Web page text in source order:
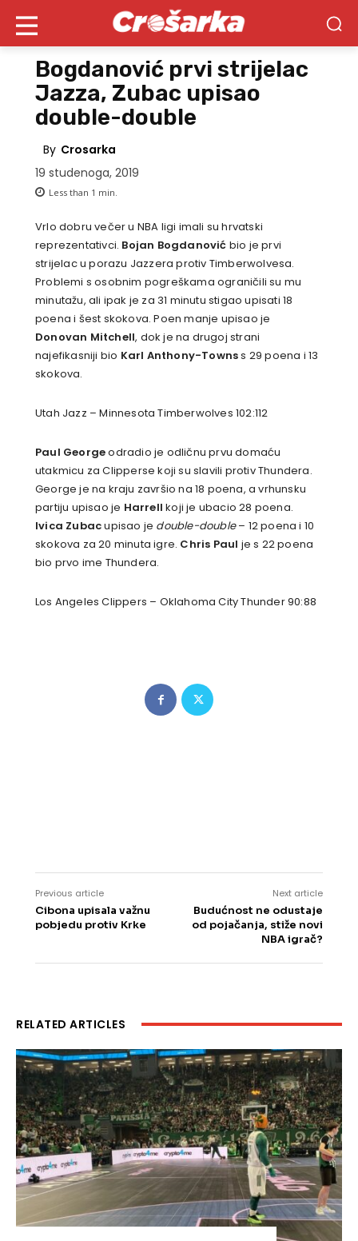
Bogdanović prvi strijelac
Jazza, Zubac upisao
double-double
By Crosarka
19 studenoga, 2019
Less than 1 min.
Vrlo dobru večer u NBA ligi imali su hrvatski
reprezentativci. Bojan Bogdanović bio je prvi
strijelac u porazu Jazzera protiv Timberwolvesa.
Problemi s osobnim pogreškama ograničili su mu
minutažu, ali ipak je za 31 minutu stigao upisati 18
poena i šest skokova. Poen manje upisao je
Donovan Mitchell, dok je na drugoj strani
najefikasniji bio Karl Anthony-Townss 29 poena i 13
skokova.
Utah Jazz – Minnesota Timberwolves 102:112
Paul Georgeodradio je odličnu prvu domaću
utakmicu za Clipperse koji su slavili protiv Thundera.
George je na kraju završio na 18 poena, a vrhunsku
partiju upisao je Harrell koji je ubacio 28 poena.
Ivica Zubacupisao je double-double– 12 poena i 10
skokova za 20 minuta igre. Chris Paul je s 22 poena
bio prvo ime Thundera.
Los Angeles Clippers – Oklahoma City Thunder 90:88
Previous article
Cibona upisala važnu
pobjedu protiv Krke
Next article
Budućnost ne odustaje
od pojačanja, stiže novi
NBA igrač?
RELATED ARTICLES